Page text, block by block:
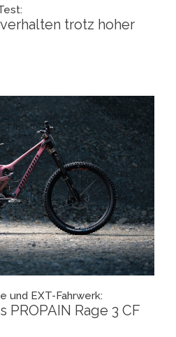
trotz hoher
und EXT-Fahrwerk:
Rage 3 CF